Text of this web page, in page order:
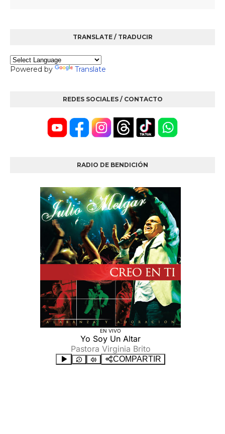
TRANSLATE / TRADUCIR
Powered by Translate
REDES SOCIALES / CONTACTO
RADIO DE BENDICIÓN